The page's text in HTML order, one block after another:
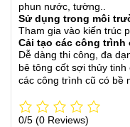
phun nước, tường..
Sử dụng trong môi
Tham gia vào kiến trúc
Cải tạo các công trình
Dễ dàng thi công, đa
bê tông cốt sợi thủy
các công trình cũ có bề
0/5 (0 Reviews)